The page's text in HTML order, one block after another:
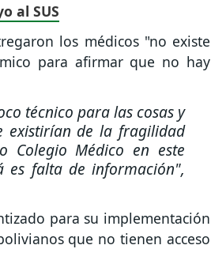
al SUS
los médicos "no existe
para afirmar que no hay
técnico para las cosas y
existirían de la fragilidad
Colegio Médico en este
es falta de información",
para su implementación
que no tienen acceso